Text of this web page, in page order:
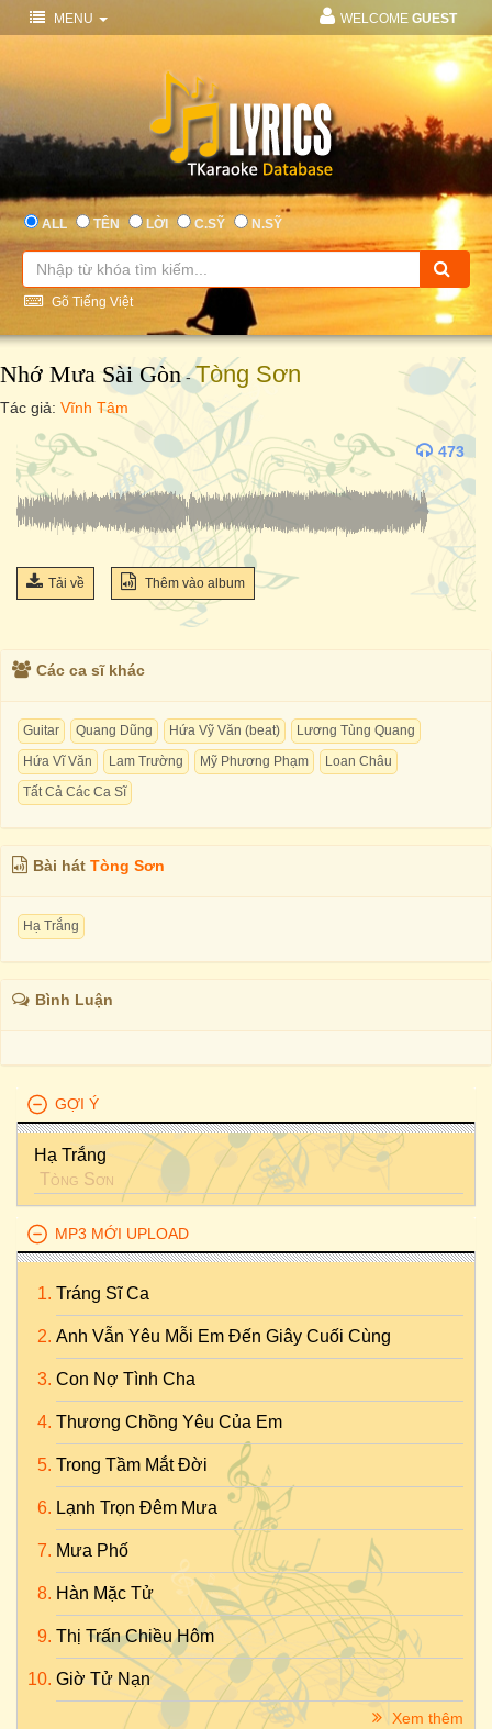
MENU WELCOME GUEST
ALL TÊN LỜI C.SỸ N.SỸ
Gõ Tiếng Việt
Nhớ Mưa Sài Gòn-Tòng Sơn
Tác giả: Vĩnh Tâm
473
Tải về Thêm vào album
Các ca sĩ khác
Guitar Quang Dũng Hứa Vỹ Văn (beat)
Lương Tùng Quang
Hứa Vĩ Văn
Lam Trường Mỹ Phương Phạm
Loan Châu
Tất Cả Các Ca Sĩ
Bài hát Tòng Sơn
Hạ Trắng
Bình Luận
GỢI Ý
Hạ Trắng
Tòng Sơn
MP3 MỚI UPLOAD
Tráng Sĩ Ca
Anh Vẫn Yêu Mỗi Em Đến Giây Cuối Cùng
Con Nợ Tình Cha
Thương Chồng Yêu Của Em
Trong Tầm Mắt Đời
Lạnh Trọn Đêm Mưa
Mưa Phố
Hàn Mặc Tử
Thị Trấn Chiều Hôm
Giờ Tử Nạn
Xem thêm